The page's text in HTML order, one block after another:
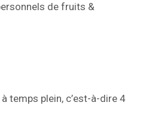
de fruits &
temps plein, c’est-à-dire 4